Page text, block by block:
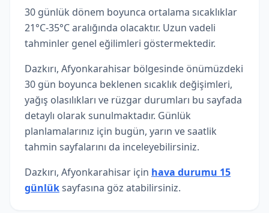
30 günlük dönem boyunca ortalama sıcaklıklar
21°C-35°C aralığında olacaktır. Uzun vadeli
tahminler genel eğilimleri göstermektedir.
Dazkırı, Afyonkarahisar bölgesinde önümüzdeki
30 gün boyunca beklenen sıcaklık değişimleri,
yağış olasılıkları ve rüzgar durumları bu sayfada
detaylı olarak sunulmaktadır. Günlük
planlamalarınız için bugün, yarın ve saatlik
tahmin sayfalarını da inceleyebilirsiniz.
Dazkırı, Afyonkarahisar için hava durumu 15
günlüksayfasına göz atabilirsiniz.